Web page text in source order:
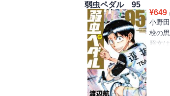
弱虫ペダル 95
¥649
小野
校の
照文
方、